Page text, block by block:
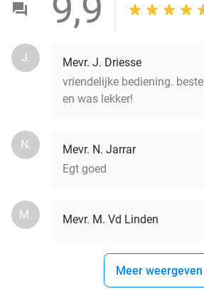
J.
Mevr. J. Driesse
vriendelijke bediening.
en was lekker!
N.
Mevr. N. Jarrar
Egt goed
M. Mevr. M. Vd Linden
Meer weergeven